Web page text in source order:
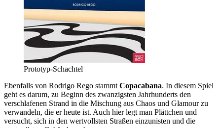
Prototyp-Schachtel
Ebenfalls von Rodrigo Rego stammt Copacabana. In diesem Spiel
geht es darum, zu Beginn des zwanzigsten Jahrhunderts den
verschlafenen Strand in die Mischung aus Chaos und Glamour zu
verwandeln, die er heute ist. Auch hier legt man Plättchen und
versucht, sich in den wertvollsten Straßen einzunisten und die